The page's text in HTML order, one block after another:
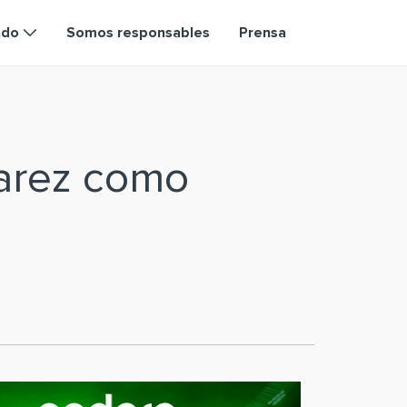
Somos responsables Prensa
como